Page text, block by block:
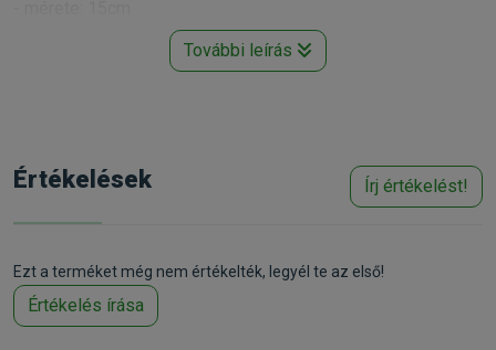
Trixie Jávorszarvas plüss játék
Státusz:Raktáron
További leírás
Értékelések Írj értékelést!
Ezt a terméket még nem értékelték, legyél te az első!
Értékelés írása